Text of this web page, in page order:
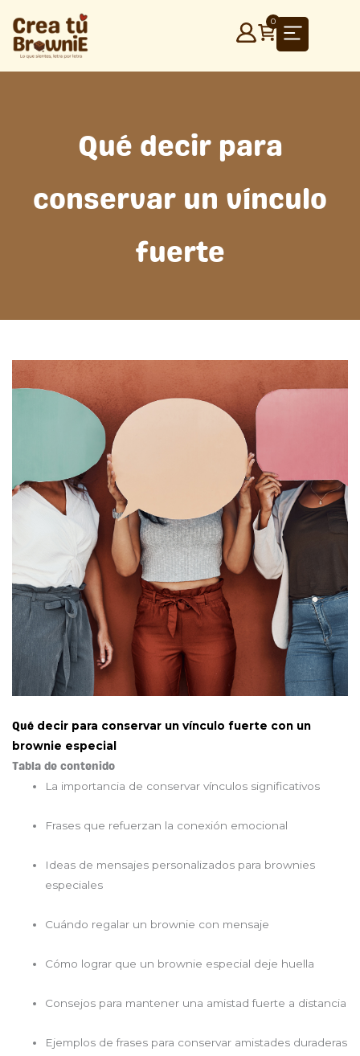
contenido
0
Qué decir para
conservar un vínculo
fuerte
Qué decir para conservar un vínculo fuerte con un
brownie especial
Tabla de contenido
La importancia de conservar vínculos significativos
Frases que refuerzan la conexión emocional
Ideas de mensajes personalizados para brownies
especiales
Cuándo regalar un brownie con mensaje
Cómo lograr que un brownie especial deje huella
Consejos para mantener una amistad fuerte a distancia
Ejemplos de frases para conservar amistades duraderas